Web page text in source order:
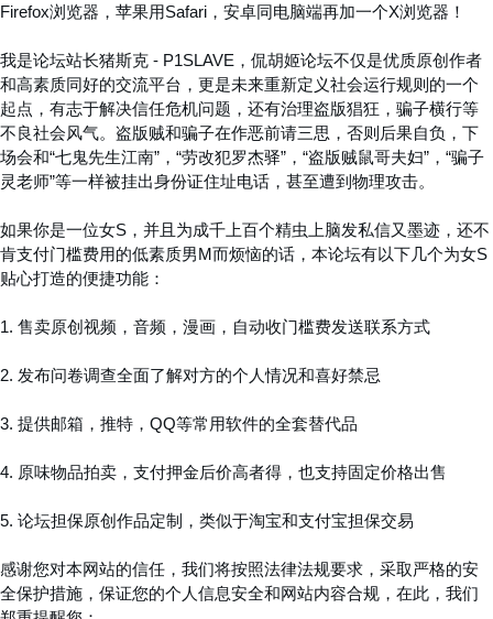
Firefox浏览器，苹果用Safari，安卓同电脑端再加一个X浏览器！
我是论坛站长猪斯克 - P1SLAVE，侃胡姬论坛不仅是优质原创作者
和高素质同好的交流平台，更是未来重新定义社会运行规则的一个
起点，有志于解决信任危机问题，还有治理盗版猖狂，骗子横行等
不良社会风气。盗版贼和骗子在作恶前请三思，否则后果自负，下
场会和“七鬼先生江南”，“劳改犯罗杰驿”，“盗版贼鼠哥夫妇”，“骗子
灵老师”等一样被挂出身份证住址电话，甚至遭到物理攻击。
如果你是一位女S，并且为成千上百个精虫上脑发私信又墨迹，还不
肯支付门槛费用的低素质男M而烦恼的话，本论坛有以下几个为女S
贴心打造的便捷功能：
1. 售卖原创视频，音频，漫画，自动收门槛费发送联系方式
2. 发布问卷调查全面了解对方的个人情况和喜好禁忌
3. 提供邮箱，推特，QQ等常用软件的全套替代品
4. 原味物品拍卖，支付押金后价高者得，也支持固定价格出售
5. 论坛担保原创作品定制，类似于淘宝和支付宝担保交易
感谢您对本网站的信任，我们将按照法律法规要求，采取严格的安
全保护措施，保证您的个人信息安全和网站内容合规，在此，我们